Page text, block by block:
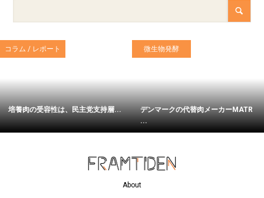
コラム / レポート
培養肉の受容性は、民主党支持層...
微生物発酵
デンマークの代替肉メーカーMATR
...
About